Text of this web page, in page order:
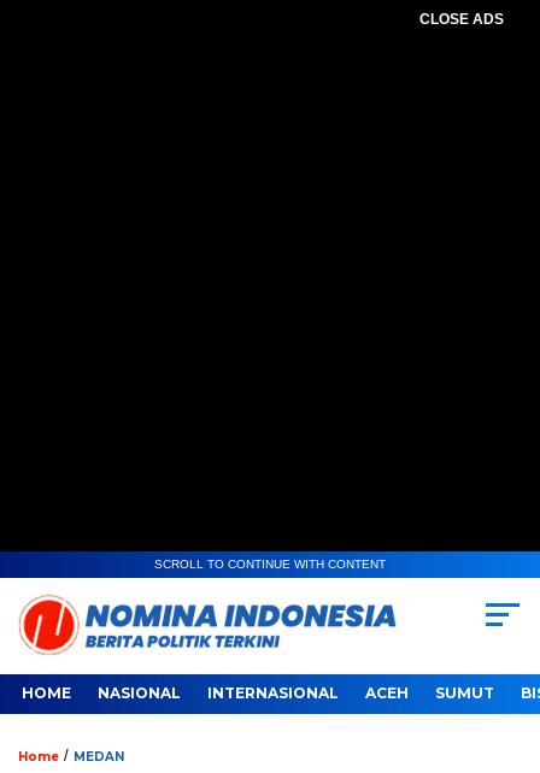
CLOSE ADS
SCROLL TO CONTINUE WITH CONTENT
HOME NASIONAL INTERNASIONAL ACEH SUMUT
Home / MEDAN